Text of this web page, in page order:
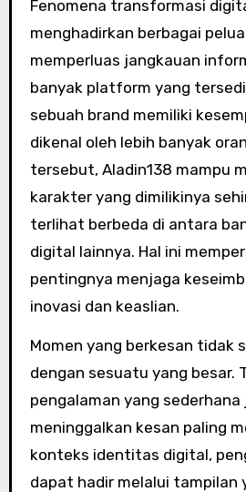
Fenomena transformasi
menghadirkan berbagai
memperluas jangkauan
banyak platform yang
sebuah brand memiliki
dikenal oleh lebih banyak
tersebut, Aladin138 mampu
karakter yang dimilikinya
terlihat berbeda di antara
digital lainnya. Hal ini
pentingnya menjaga
inovasi dan keaslian.
Momen yang berkesan tidak
dengan sesuatu yang besar.
pengalaman yang
meninggalkan kesan paling
konteks identitas digital,
dapat hadir melalui tampilan